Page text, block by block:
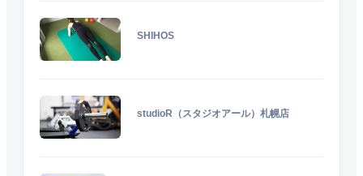
SHIHOS
studioR（スタジオアール）札幌店